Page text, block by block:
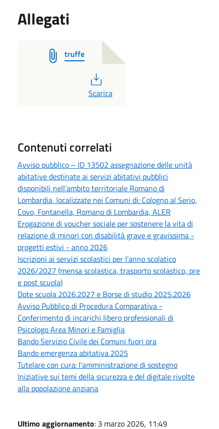
Allegati
truffe
PDF
Scarica
Contenuti correlati
Avviso pubblico – ID 13502 assegnazione delle unità
abitative destinate ai servizi abitativi pubblici
disponibili nell’ambito territoriale Romano di
Lombardia, localizzate nei Comuni di: Cologno al Serio,
Covo, Fontanella, Romano di Lombardia, ALER
Erogazione di voucher sociale per sostenere la vita di
relazione di minori con disabilità grave e gravissima -
progetti estivi - anno 2026
Iscrizioni ai servizi scolastici per l'anno scolatico
2026/2027 (mensa scolastica, trasporto scolastico, pre
e post scuola)
Dote scuola 2026.2027 e Borse di studio 2025.2026
Avviso Pubblico di Procedura Comparativa -
Conferimento di incarichi libero professionali di
Psicologo Area Minori e Famiglia
Bando Servizio Civile dei Comuni fuori ora
Bando emergenza abitativa 2025
Tutelare con cura: l'amministrazione di sostegno
Iniziative sui temi della sicurezza e del digitale rivolte
alla popolazione anziana
Ultimo aggiornamento: 3 marzo 2026, 11:49